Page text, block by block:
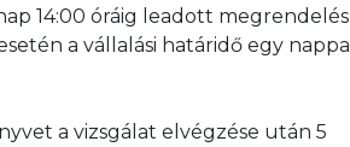
14:00 óráig leadott megrendelés
a vállalási határidő egy nappal
a vizsgálat elvégzése után 5